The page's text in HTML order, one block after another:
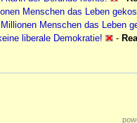
Menschen das Leben
Menschen das Leben
liberale Demokratie!
-